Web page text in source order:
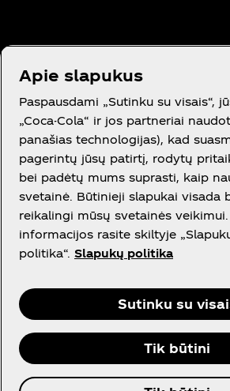
Reikia pagalbos?
Teisinė informacija
© 2026 The Coca‑Cola Company.
Apie slapukus
Paspausdami „Sutinku su visais“,
„Coca-Cola“ ir jos partneriai
panašias technologijas), kad
pagerintų jūsų patirtį, rodytų
bei padėtų mums suprasti, kaip
svetainė. Būtinieji slapukai visada
reikalingi mūsų svetainės
informacijos rasite skiltyje
politika“. Slapukų politika
Sutinku su
Tik būtini